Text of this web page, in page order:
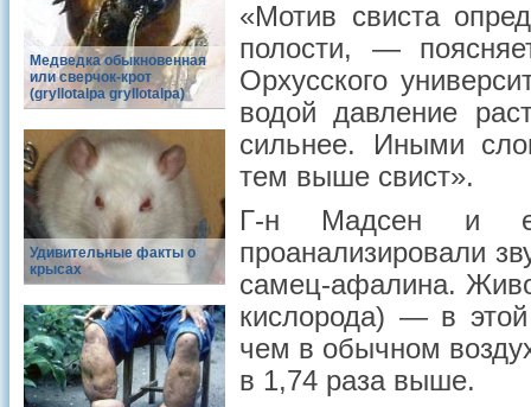
Медведка обыкновенная
или сверчок-крот
(gryllotalpa gryllotalpa)
Удивительные факты о
крысах
«Мотив свиста
полости, —
Орхусского
водой давление
сильнее. Иными
тем выше свист».
Г-н Мадсен и
проанализировали
самец-афалина.
кислорода) — в
чем в обычном
в 1,74 раза выше.